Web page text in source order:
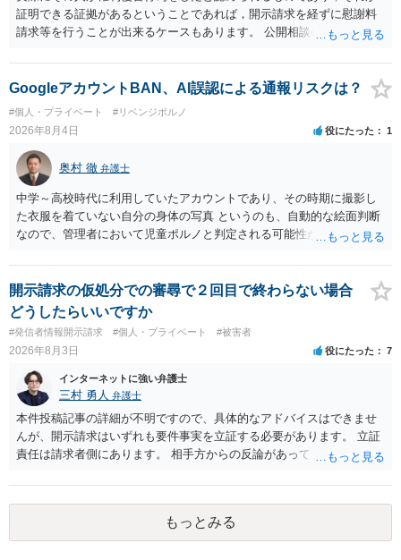
証明できる証拠があるということであれば，開示請求を経ずに慰謝料
請求等を行うことが出来るケースもあります。 公開相談の場では回答
に個別に相談されると良いでしょう。
GoogleアカウントBAN、AI誤認による通報リスクは？
#個人・プライベート #リベンジポルノ
2026年8月4日 役にたった 1
奥村 徹 弁護士
中学～高校時代に利用していたアカウントであり、その時期に撮影し
た衣服を着ていない自分の身体の写真 というのも、自動的な絵面判断
なので、管理者において児童ポルノと判定される可能性があります。
開示請求の仮処分での審尋で２回目で終わらない場合
どうしたらいいですか
#発信者情報開示請求 #個人・プライベート #被害者
2026年8月3日 役にたった 7
インターネットに強い弁護士
三村 勇人 弁護士
本件投稿記事の詳細が不明ですので、具体的なアドバイスはできませ
んが、開示請求はいずれも要件事実を立証する必要があります。 立証
責任は請求者側にあります。 相手方からの反論があっても、裁判官が
方が口頭で反論したのは、仮処分は迅速性が要求されるためです。 書
面での反論となれば、より遅延する可能性がございます。 また、本件
はXのため、APのIPアドレスの保存期間の問題もございます。 開示請
求は法律知識が不可欠ですが、それだけでは足りず、実務を踏まえた
もっとみる